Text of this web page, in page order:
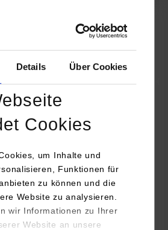
Details Über Cookies
Cookies
um Inhalte und
Funktionen für
zu können und die
Website zu analysieren.
wir Informationen zu Ihrer
Website an unsere
für Studierende
Urban Transportation –
im (sub)urbanen Umfeld
elektrische Antriebe, moderne
innovative Fahrzeugkonzepte für
in Stadt und…